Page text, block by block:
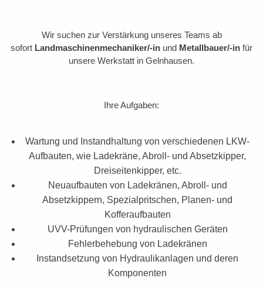
Wir suchen zur Verstärkung unseres Teams ab
sofort Landmaschinenmechaniker/-in und Metallbauer/-in für
unsere Werkstatt in Gelnhausen.
Ihre Aufgaben:
Wartung und Instandhaltung von verschiedenen LKW-
Aufbauten, wie Ladekräne, Abroll- und Absetzkipper,
Dreiseitenkipper, etc.
Neuaufbauten von Ladekränen, Abroll- und
Absetzkippern, Spezialpritschen, Planen- und
Kofferaufbauten
UVV-Prüfungen von hydraulischen Geräten
Fehlerbehebung von Ladekränen
Instandsetzung von Hydraulikanlagen und deren
Komponenten